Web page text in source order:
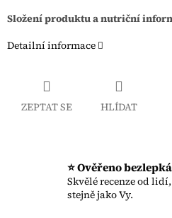
Složení produktu a nutriční
Detailní informace
ZEPTAT SE HLÍDAT
⭐ Ověřeno
Skvělé recenze od
stejně jako Vy.